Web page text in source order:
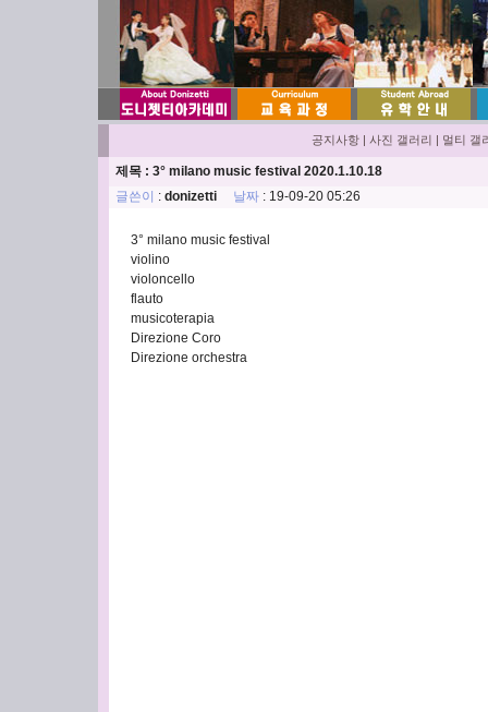
공지사항 | 사진 갤러리 | 멀티 갤
제목 : 3° milano music festival 2020.1.10.18
글쓴이
: donizetti 날짜 : 19-09-20 05:26
3° milano music festival
violino
violoncello
flauto
musicoterapia
Direzione Coro
Direzione orchestra